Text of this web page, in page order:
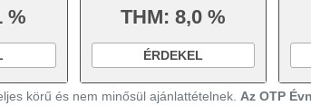
%
THM: 8,0 %
ÉRDEKEL
körű és nem minősül ajánlattételnek. Az OTP